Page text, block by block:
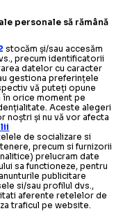
personale să rămână
stocăm și/sau accesăm
precum identificatorii
datelor cu caracter
gestiona preferințele
vă puteți opune
în orice moment pe
Aceste alegeri
noștri și nu vă vor afecta
de socializare si
precum si furnizorii
prelucram date
sa functioneze, pentru
publicitare
si/sau profilul dvs.,
aferente retelelor de
traficul pe website.